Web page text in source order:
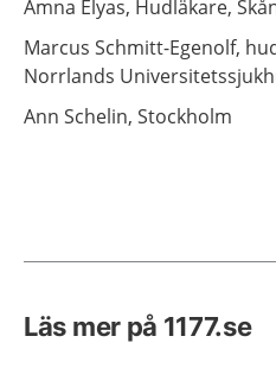
Amna Elyas, Hudläkare,
Marcus Schmitt-Egenolf,
Norrlands
Ann Schelin, Stockholm
Läs mer på 1177.se